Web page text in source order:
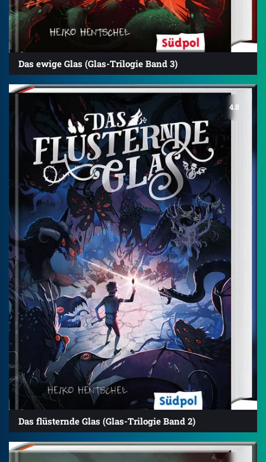
Das ewige Glas (Glas-Trilogie Band 3)
4.8
Das flüsternde Glas (Glas-Trilogie Band 2)